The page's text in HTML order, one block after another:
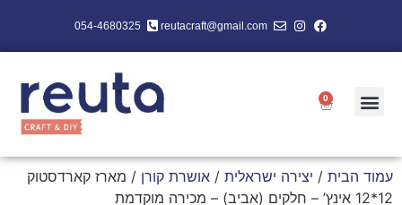
reutacraft@gmail.com
054-4680325
0
עמוד הבית / יצירה ישראלית / אושרת קורן / מארז קארדסטוק
12*12 אינץ’ – חלקים (אביב) – מכירה מוקדמת